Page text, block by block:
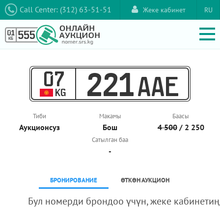
Call Center: (312) 63-51-51 RU
Жеке кабинет
07
KG 221 AAE
Тиби
Аукционcуз
Макамы
Бош
Баасы
4 500/ 2 250
Сатылган баа
-
БРОНИРОВАНИЕ ӨТКӨН АУКЦИОН
Бул номерди брондоо үчүн, жеке